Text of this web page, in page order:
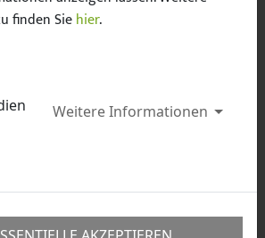
Verband e.V.
Julius
2026
finden Siehier.
Weitere Informationen